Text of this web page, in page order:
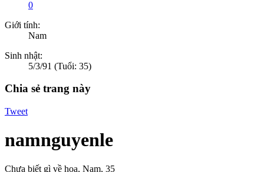
0
Giới tính:
Nam
Sinh nhật:
5/3/91 (Tuổi: 35)
Chia sẻ trang này
Tweet
namnguyenle
Chưa biết gì về hoa, Nam, 35